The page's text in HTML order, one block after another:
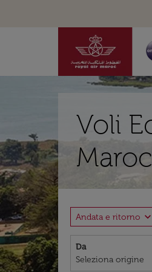
Voli
Maroc
Andata e ritorno expand_more
Da